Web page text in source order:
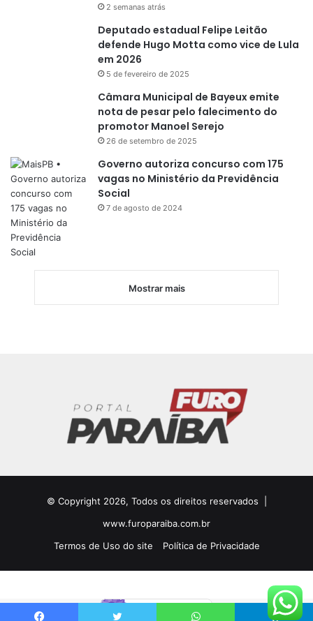
2 semanas atrás
Deputado estadual Felipe Leitão
defende Hugo Motta como vice de Lula
em 2026
5 de fevereiro de 2025
Câmara Municipal de Bayeux emite
nota de pesar pelo falecimento do
promotor Manoel Serejo
26 de setembro de 2025
Governo autoriza concurso com 175
vagas no Ministério da Previdência
Social
7 de agosto de 2024
Mostrar mais
© Copyright 2026, Todos os direitos reservados |
www.furoparaiba.com.br
Termos de Uso do site
Política de Privacidade